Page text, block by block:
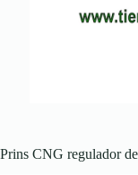
Prins CNG regulador